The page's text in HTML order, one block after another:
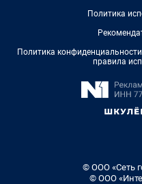
Политика
Политика
правила
© ООО «Сеть
© ООО